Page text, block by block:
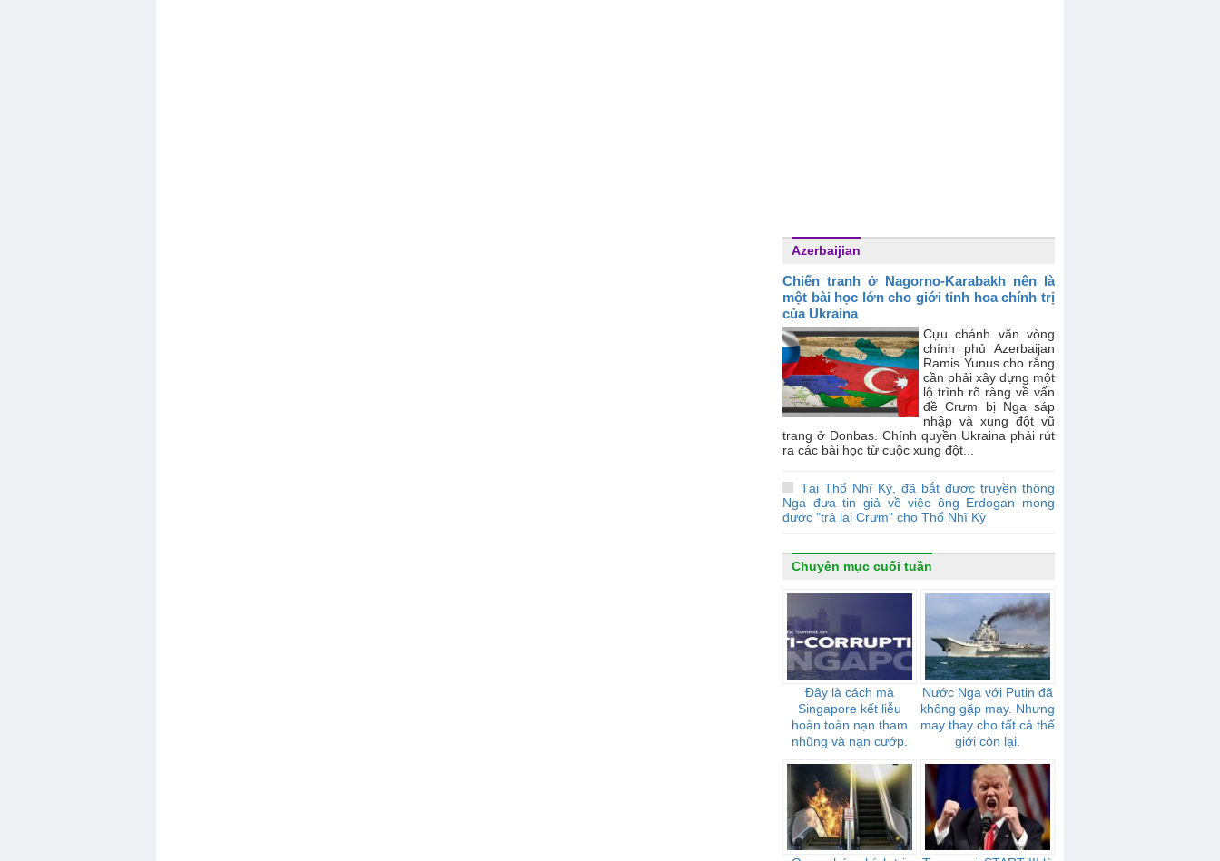
Azerbaijian
Chiến tranh ở Nagorno-Karabakh nên là
một bài học lớn cho giới tinh hoa chính trị
của Ukraina
Cựu chánh văn vòng
chính phủ Azerbaijan
Ramis Yunus cho rằng
cần phải xây dựng một
lộ trình rõ ràng về vấn
đề Crưm bị Nga sáp
nhập và xung đột vũ
trang ở Donbas. Chính quyền Ukraina phải rút
ra các bài học từ cuộc xung đột...
Tại Thổ Nhĩ Kỳ, đã bắt được truyền thông
Nga đưa tin giả về việc ông Erdogan mong
được "trả lại Crưm" cho Thổ Nhĩ Kỳ
Chuyên mục cuối tuần
Đây là cách mà
Singapore kết liễu
hoàn toàn nạn tham
nhũng và nạn cướp.
Nước Nga với Putin đã
không gặp may. Nhưng
may thay cho tất cả thế
giới còn lại.